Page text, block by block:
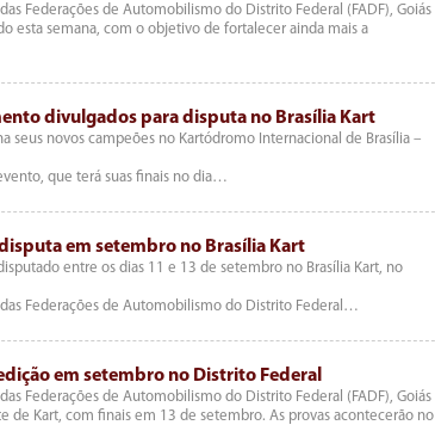
Federações de Automobilismo do Distrito Federal (FADF), Goiás
esta semana, com o objetivo de fortalecer ainda mais a
divulgados para disputa no Brasília Kart
seus novos campeões no Kartódromo Internacional de Brasília –
que terá suas finais no dia…
em setembro no Brasília Kart
entre os dias 11 e 13 de setembro no Brasília Kart, no
Federações de Automobilismo do Distrito Federal…
em setembro no Distrito Federal
Federações de Automobilismo do Distrito Federal (FADF), Goiás
de Kart, com finais em 13 de setembro. As provas acontecerão no